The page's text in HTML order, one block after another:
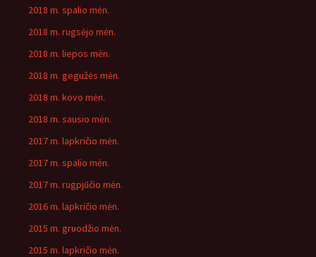
2018 m. spalio mėn.
2018 m. rugsėjo mėn.
2018 m. liepos mėn.
2018 m. gegužės mėn.
2018 m. kovo mėn.
2018 m. sausio mėn.
2017 m. lapkričio mėn.
2017 m. spalio mėn.
2017 m. rugpjūčio mėn.
2016 m. lapkričio mėn.
2015 m. gruodžio mėn.
2015 m. lapkričio mėn.